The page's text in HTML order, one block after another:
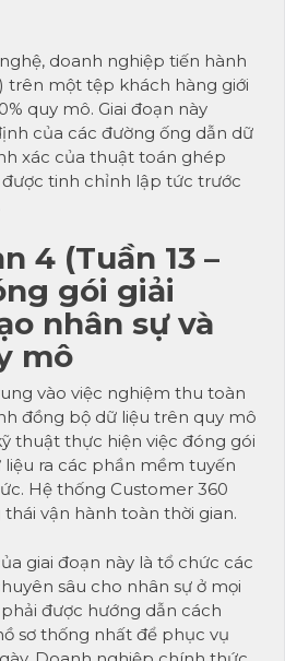
doanh nghiệp tiến hành
trên một tệp khách hàng giới
quy mô. Giai đoạn này
của các đường ống dẫn dữ
xác của thuật toán ghép
được tinh chỉnh lập tức trước
4 (Tuần 13 –
gói giải
nhân sự và
mô
vào việc nghiệm thu toàn
đồng bộ dữ liệu trên quy mô
thuật thực hiện việc đóng gói
ra các phần mềm tuyến
Hệ thống Customer 360
vận hành toàn thời gian.
giai đoạn này là tổ chức các
sâu cho nhân sự ở mọi
được hướng dẫn cách
sơ thống nhất để phục vụ